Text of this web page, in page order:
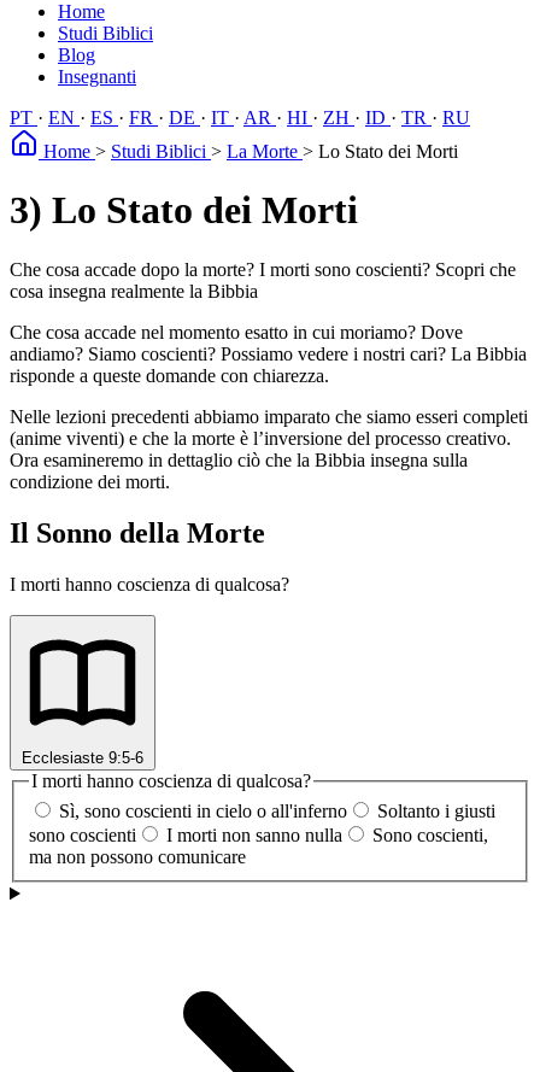
Home
Studi Biblici
Blog
Insegnanti
PT · EN · ES · FR · DE · IT · AR · HI · ZH · ID · TR · RU
Home > Studi Biblici > La Morte > Lo Stato dei Morti
3) Lo Stato dei Morti
Che cosa accade dopo la morte? I morti sono coscienti? Scopri che
cosa insegna realmente la Bibbia
Che cosa accade nel momento esatto in cui moriamo? Dove
andiamo? Siamo coscienti? Possiamo vedere i nostri cari? La Bibbia
risponde a queste domande con chiarezza.
Nelle lezioni precedenti abbiamo imparato che siamo esseri completi
(anime viventi) e che la morte è l’inversione del processo creativo.
Ora esamineremo in dettaglio ciò che la Bibbia insegna sulla
condizione dei morti.
Il Sonno della Morte
I morti hanno coscienza di qualcosa?
Ecclesiaste 9:5-6
I morti hanno coscienza di qualcosa?
Sì, sono coscienti in cielo o all'inferno
Soltanto i giusti
sono coscienti
I morti non sanno nulla
Sono coscienti,
ma non possono comunicare